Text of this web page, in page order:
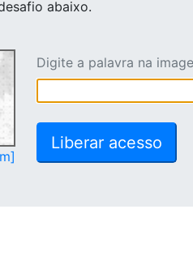
abaixo.
Digite a palavra na